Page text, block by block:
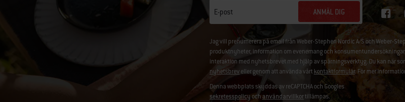
E-post ANMÄL DIG
Jag vill prenumerera på email från Weber-Stephen Nordic A/S och Weber-
produktnyheter, information om evenemang och
interaktion med nyhetsbrevet med hjälp av spårningsverktyg. Du kan när
nyhetsbreveller genom att använda vårtkontaktformulär. För mer
Denna webbplats skyddas av reCAPTCHA och Googles
sekretesspolicyoch användarvillkortillämpas.